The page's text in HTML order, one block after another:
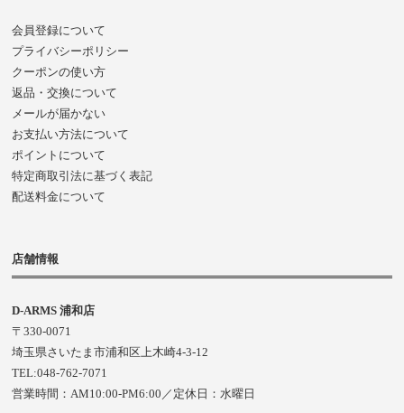
会員登録について
プライバシーポリシー
クーポンの使い方
返品・交換について
メールが届かない
お支払い方法について
ポイントについて
特定商取引法に基づく表記
配送料金について
店舗情報
D-ARMS 浦和店
〒330-0071
埼玉県さいたま市浦和区上木崎4-3-12
TEL:048-762-7071
営業時間：AM10:00-PM6:00／定休日：水曜日